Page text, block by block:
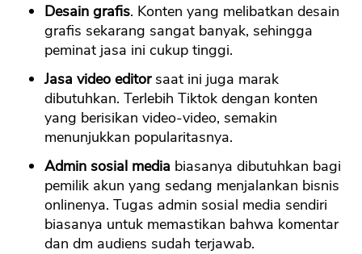
Desain grafis. Konten yang melibatkan desain
grafis sekarang sangat banyak, sehingga
peminat jasa ini cukup tinggi.
Jasa video editorsaat ini juga marak
dibutuhkan. Terlebih Tiktok dengan konten
yang berisikan video-video, semakin
menunjukkan popularitasnya.
Admin sosial media biasanya dibutuhkan bagi
pemilik akun yang sedang menjalankan bisnis
onlinenya. Tugas admin sosial media sendiri
biasanya untuk memastikan bahwa komentar
dan dm audiens sudah terjawab.